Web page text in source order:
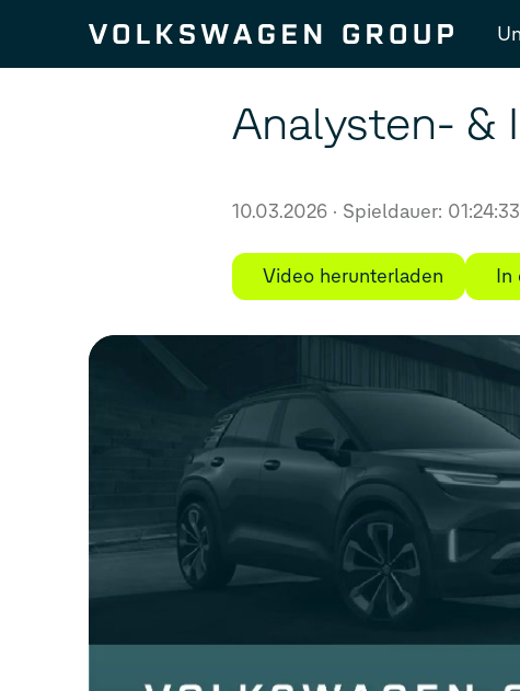
Analysten- &
10.03.2026 Spieldauer: 01:24:33
Video herunterladen In